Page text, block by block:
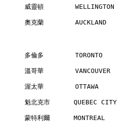
威靈頓
奧克蘭        AUCKLAND
多倫多        TORONTO
溫哥華
渥太華        OTTAWA
魁北克市      QUEBEC
蒙特利爾      MONTREAL